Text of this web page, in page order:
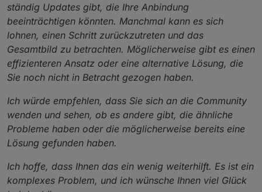
ständig Updates gibt, die Ihre Anbindung
beeinträchtigen könnten. Manchmal kann es sich
lohnen, einen Schritt zurückzutreten und das
Gesamtbild zu betrachten. Möglicherweise gibt es einen
effizienteren Ansatz oder eine alternative Lösung, die
Sie noch nicht in Betracht gezogen haben.
Ich würde empfehlen, dass Sie sich an die Community
wenden und sehen, ob es andere gibt, die ähnliche
Probleme haben oder die möglicherweise bereits eine
Lösung gefunden haben.
Ich hoffe, dass Ihnen das ein wenig weiterhilft. Es ist ein
komplexes Problem, und ich wünsche Ihnen viel Glück